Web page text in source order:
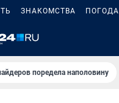
ЗНАКОМСТВА ПОГОДА
поредела наполовину